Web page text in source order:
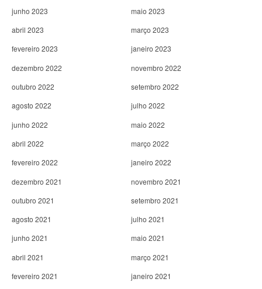
junho 2023
maio 2023
abril 2023
março 2023
fevereiro 2023
janeiro 2023
dezembro 2022
novembro 2022
outubro 2022
setembro 2022
agosto 2022
julho 2022
junho 2022
maio 2022
abril 2022
março 2022
fevereiro 2022
janeiro 2022
dezembro 2021
novembro 2021
outubro 2021
setembro 2021
agosto 2021
julho 2021
junho 2021
maio 2021
abril 2021
março 2021
fevereiro 2021
janeiro 2021